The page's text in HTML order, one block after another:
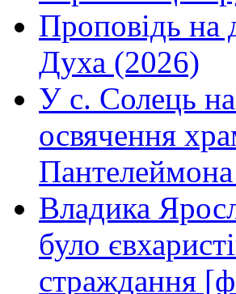
Проповідь на
Духа (2026)
У с. Солець на
освячення
Владика
було
страждання